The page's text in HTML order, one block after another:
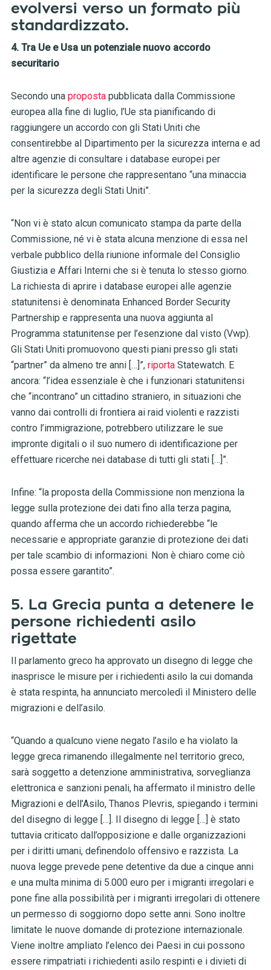
evolversi verso un formato più
standardizzato.
4. Tra Ue e Usa un potenziale nuovo accordo
securitario
Secondo una propostapubblicata dalla Commissione
europea alla fine di luglio, l’Ue sta pianificando di
raggiungere un accordo con gli Stati Uniti che
consentirebbe al Dipartimento per la sicurezza interna e ad
altre agenzie di consultare i database europei per
identificare le persone che rappresentano “una minaccia
per la sicurezza degli Stati Uniti”.
“Non vi è stato alcun comunicato stampa da parte della
Commissione, né vi è stata alcuna menzione di essa nel
verbale pubblico della riunione informale del Consiglio
Giustizia e Affari Interni che si è tenuta lo stesso giorno.
La richiesta di aprire i database europei alle agenzie
statunitensi è denominata Enhanced Border Security
Partnership e rappresenta una nuova aggiunta al
Programma statunitense per l’esenzione dal visto (Vwp).
Gli Stati Uniti promuovono questi piani presso gli stati
“partner” da almeno tre anni […]”, riportaStatewatch. E
ancora: “l’idea essenziale è che i funzionari statunitensi
che “incontrano” un cittadino straniero, in situazioni che
vanno dai controlli di frontiera ai raid violenti e razzisti
contro l’immigrazione, potrebbero utilizzare le sue
impronte digitali o il suo numero di identificazione per
effettuare ricerche nei database di tutti gli stati […]”.
Infine: “la proposta della Commissione non menziona la
legge sulla protezione dei dati fino alla terza pagina,
quando afferma che un accordo richiederebbe “le
necessarie e appropriate garanzie di protezione dei dati
per tale scambio di informazioni. Non è chiaro come ciò
possa essere garantito”.
5. La Grecia punta a detenere le
persone richiedenti asilo
rigettate
Il parlamento greco ha approvato un disegno di legge che
inasprisce le misure per i richiedenti asilo la cui domanda
è stata respinta, ha annunciato mercoledì il Ministero delle
migrazioni e dell’asilo.
“Quando a qualcuno viene negato l’asilo e ha violato la
legge greca rimanendo illegalmente nel territorio greco,
sarà soggetto a detenzione amministrativa, sorveglianza
elettronica e sanzioni penali, ha affermato il ministro delle
Migrazioni e dell’Asilo, Thanos Plevris, spiegando i termini
del disegno di legge […]. Il disegno di legge […] è stato
tuttavia criticato dall’opposizione e dalle organizzazioni
per i diritti umani, definendolo offensivo e razzista. La
nuova legge prevede pene detentive da due a cinque anni
e una multa minima di 5.000 euro per i migranti irregolari e
pone fine alla possibilità per i migranti irregolari di ottenere
un permesso di soggiorno dopo sette anni. Sono inoltre
limitate le nuove domande di protezione internazionale.
Viene inoltre ampliato l’elenco dei Paesi in cui possono
essere rimpatriati i richiedenti asilo respinti e i divieti di